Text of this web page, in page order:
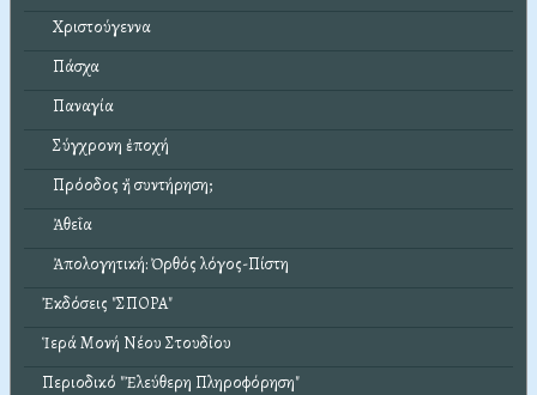
Χριστούγεννα
Πάσχα
Παναγία
Σύγχρονη ἐποχή
Πρόοδος ἤ συντήρηση;
Ἀθεΐα
Ἀπολογητική: Ὀρθός λόγος-Πίστη
Ἐκδόσεις "ΣΠΟΡΑ"
Ἱερά Μονή Νέου Στουδίου
Περιοδικό "Ἐλεύθερη Πληροφόρηση"